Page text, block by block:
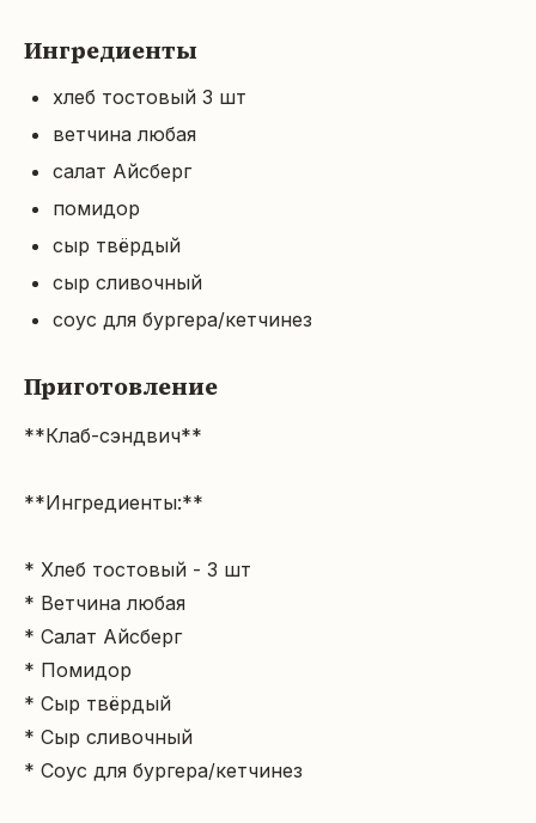
Ингредиенты
хлеб тостовый 3 шт
ветчина любая
салат Айсберг
помидор
сыр твёрдый
сыр сливочный
соус для бургера/кетчинез
Приготовление
**Клаб-сэндвич**
**Ингредиенты:**
* Хлеб тостовый - 3 шт
* Ветчина любая
* Салат Айсберг
* Помидор
* Сыр твёрдый
* Сыр сливочный
* Соус для бургера/кетчинез